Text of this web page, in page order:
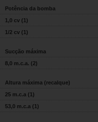
Potência da bomba
1,0 cv (1)
1/2 cv (1)
Sucção máxima
8,0 m.c.a. (2)
Altura máxima (recalque)
25 m.c.a (1)
53,0 m.c.a (1)